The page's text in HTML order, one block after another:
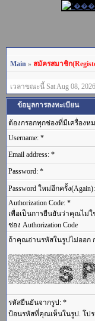
Main » สมัครสมาชิก
เวลาขณะนี้ Sat Aug 08,
ข้อมูลการลงทะเบียน
ต้องกรอกทุกช่องที่มีเครื่องหมา
Username: *
Email address: *
Password: *
Password ใหม่อีกครั้ง
Authorization Code: *
เพื่อเป็นการยืนยันว่าคุณไม่
ช่อง Authorization Code
ถ้าคุณอ่านรหัสในรูปไม่ออก
รหัสยืนยันจากรูป: *
ป้อนรหัสที่คุณเห็นในรูป. โป